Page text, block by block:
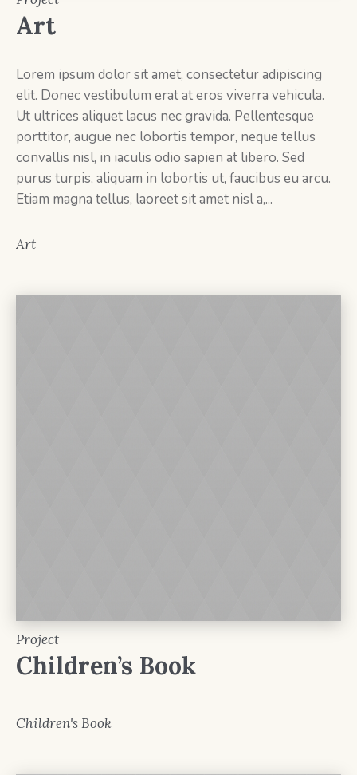
Art
Lorem ipsum dolor sit amet, consectetur adipiscing
elit. Donec vestibulum erat at eros viverra vehicula.
Ut ultrices aliquet lacus nec gravida. Pellentesque
porttitor, augue nec lobortis tempor, neque tellus
convallis nisl, in iaculis odio sapien at libero. Sed
purus turpis, aliquam in lobortis ut, faucibus eu arcu.
Etiam magna tellus, laoreet sit amet nisl a,...
Art
Project
Children’s Book
Children's Book